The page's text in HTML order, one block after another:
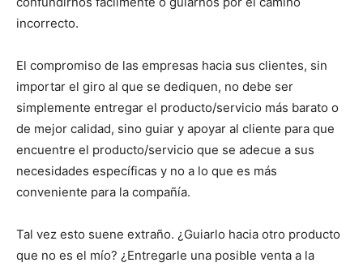
incorrecto.
El compromiso de las empresas hacia sus clientes, sin
importar el giro al que se dediquen, no debe ser
simplemente entregar el producto/servicio más barato o
de mejor calidad, sino guiar y apoyar al cliente para que
encuentre el producto/servicio que se adecue a sus
necesidades específicas y no a lo que es más
conveniente para la compañía.
Tal vez esto suene extraño. ¿Guiarlo hacia otro producto
que no es el mío? ¿Entregarle una posible venta a la